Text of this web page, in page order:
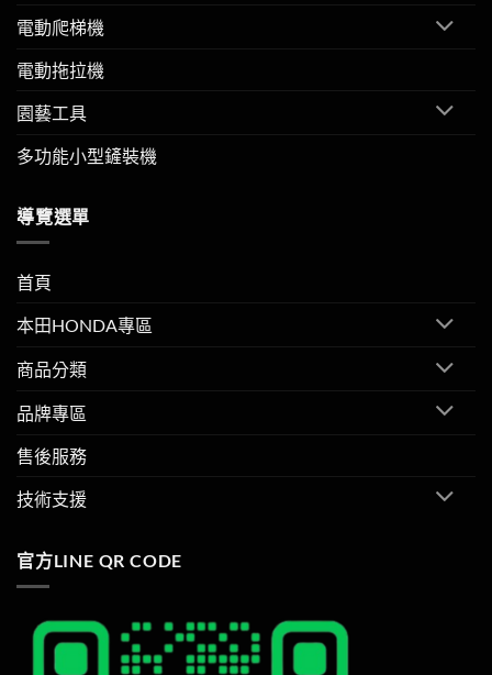
電動爬梯機
電動拖拉機
園藝工具
多功能小型鏟裝機
導覽選單
首頁
本田HONDA專區
商品分類
品牌專區
售後服務
技術支援
官方LINE QR CODE